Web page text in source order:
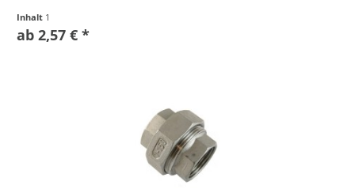
Inhalt 1
ab 2,57 € *